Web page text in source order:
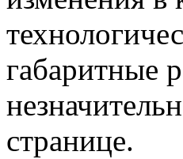
габаритные
странице.